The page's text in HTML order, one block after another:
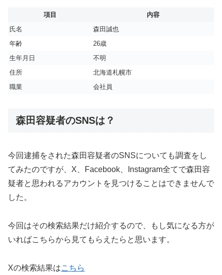
項目
内容
氏名
森田誠也
年齢
26歳
生年月日
不明
住所
北海道札幌市
職業
会社員
森田容疑者のSNSは？
今回逮捕をされた森田容疑者のSNSについても調査をし
てみたのですが、X、Facebook、Instagram全てで森田容
疑者と思われるアカウントを見つけることはできませんで
した。
今回はその検索結果だけ紹介するので、もし気になる方が
いればこちらから見てもらえたらと思います。
Xの検索結果はこちら